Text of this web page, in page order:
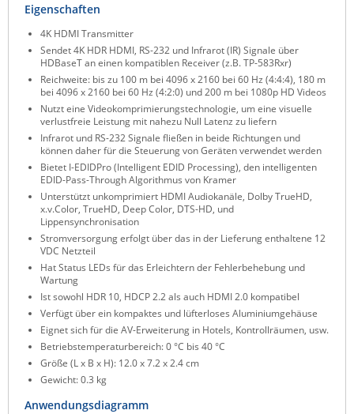
Unwired Networks
Vision
WATTECO
Westermo
Yuasa
ZPE Systems
News zu unseren Herstellern
Eigenschaften
4K HDMI Transmitter
Sendet 4K HDR HDMI, RS-232 und Infrarot (IR) Signale über
HDBaseT an einen kompatiblen Receiver (z.B. TP-583Rxr)
Reichweite: bis zu 100 m bei 4096 x 2160 bei 60 Hz (4:4:4), 180 m
bei 4096 x 2160 bei 60 Hz (4:2:0) und 200 m bei 1080p HD Videos
Nutzt eine Videokomprimierungstechnologie, um eine visuelle
verlustfreie Leistung mit nahezu Null Latenz zu liefern
Infrarot und RS-232 Signale fließen in beide Richtungen und
können daher für die Steuerung von Geräten verwendet werden
Bietet I-EDIDPro (Intelligent EDID Processing), den intelligenten
EDID-Pass-Through Algorithmus von Kramer
Unterstützt unkomprimiert HDMI Audiokanäle, Dolby TrueHD,
x.v.Color, TrueHD, Deep Color, DTS-HD, und
Lippensynchronisation
Stromversorgung erfolgt über das in der Lieferung enthaltene 12
VDC Netzteil
Hat Status LEDs für das Erleichtern der Fehlerbehebung und
Wartung
Ist sowohl HDR 10, HDCP 2.2 als auch HDMI 2.0 kompatibel
Verfügt über ein kompaktes und lüfterloses Aluminiumgehäuse
Eignet sich für die AV-Erweiterung in Hotels, Kontrollräumen, usw.
Betriebstemperaturbereich: 0 °C bis 40 °C
Größe (L x B x H): 12.0 x 7.2 x 2.4 cm
Gewicht: 0.3 kg
Anwendungsdiagramm